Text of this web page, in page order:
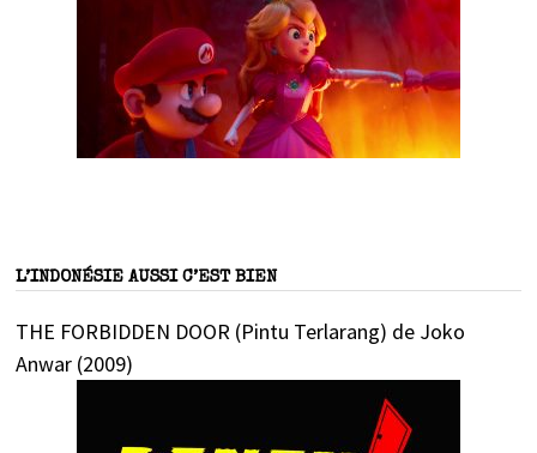
L’INDONÉSIE AUSSI C’EST BIEN
THE FORBIDDEN DOOR (Pintu Terlarang) de Joko
Anwar (2009)